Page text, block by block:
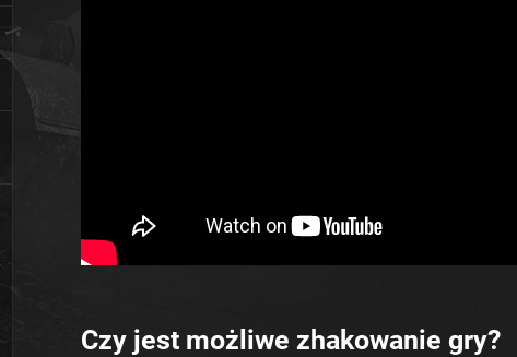
Czy jest możliwe zhakowanie gry?